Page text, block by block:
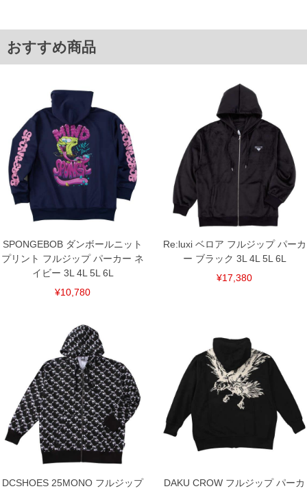
サイズ/バスト/総丈/裾周り/肩幅/袖丈
3L/136/78/110/60/61
4L/146/80/120/62/62
※【返品交換について】
返品交換希望の方は、商品到着後1週間以内にご連絡ください。
下着(肌着)やワイシャツは商品の性質上、返品交換不可とさせて頂いております。予め
ご了承くださいませ。
※【ボトムの裾上げをご希望の場合】
裾上げ料金は500円+税となります。
備考欄に股下●cmとご記入下さい。（裾上げ無料対象商品は1本につき税込6,000円以
上の品が対象。1本5,999円以下の商品は有料（500円+税）となります。）
出荷まで約1週間～20日間程お時間を頂く場合がございます。
尚、裾上げした商品は返品・交換不可となりますので、予めご了承下さい。
いている、極端なデザインが施されている等)
※商品によって若干のサイズの誤差がございます。また、お客様がご使用の環境（コ
ンピュータ画面）によって、商品の色味が若干異なる場合がございます。予めご了承
※当店での掲載商品は、実店鋪と在庫を共用しておりますので店頭での売り違い、店
連絡させて頂きますので予めご了承ください。
おすすめ商品
SPONGEBOB ダンボールニット
プリント フルジップ パーカー ネ
イビー 3L 4L 5L 6L
¥10,780
Re:luxi ベロア フルジップ パーカ
ー ブラック 3L 4L 5L 6L
¥17,380
DCSHOES 25MONO フルジップ DAKU CROW フルジップ パーカ